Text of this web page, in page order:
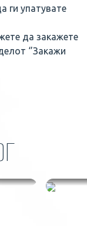
ги упатувате
да закажете
‘’Закажи